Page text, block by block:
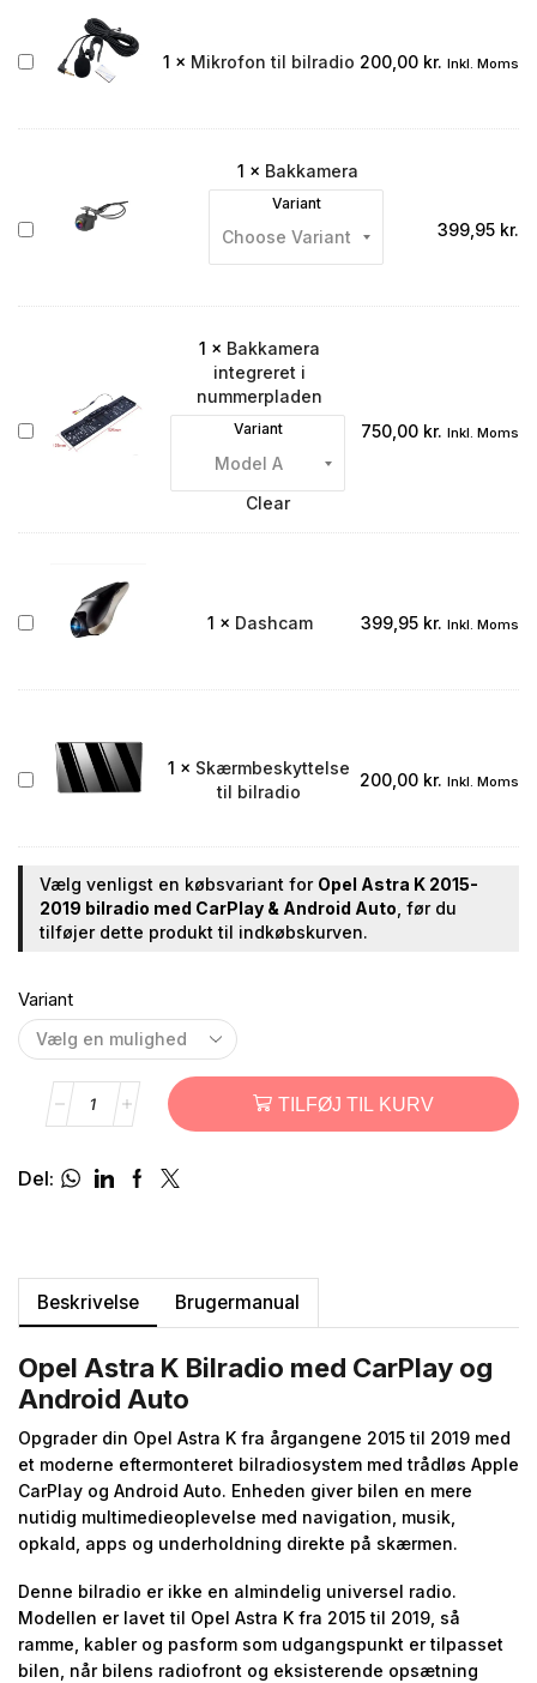
bilradio
med
CarPlay
Android
Mikrofon
1 × Mikrofon til bilradio 200,00 kr. Inkl. Moms
Bakkamera
1 × Bakkamera
Variant
399,95 kr.
Bakkamera
integreret
1 × Bakkamera
integreret i
nummerpladen
Variant
Clear
750,00 kr. Inkl. Moms
Dashcam 1 × Dashcam 399,95 kr. Inkl. Moms
Skærmbeskyttelse
1 × Skærmbeskyttelse
til bilradio
200,00 kr. Inkl. Moms
Vælg venligst en købsvariant for Opel Astra K 2015-
2019 bilradio med CarPlay & Android Auto , før du
tilføjer dette produkt til indkøbskurven.
Variant
TILFØJ TIL KURV
Del:
Beskrivelse Brugermanual
Opel Astra K Bilradio med CarPlay og
Android Auto
Opgrader din Opel Astra K fra årgangene 2015 til 2019 med
et moderne eftermonteret bilradiosystem med trådløs Apple
CarPlay og Android Auto. Enheden giver bilen en mere
nutidig multimedieoplevelse med navigation, musik,
opkald, apps og underholdning direkte på skærmen.
Denne bilradio er ikke en almindelig universel radio.
Modellen er lavet til Opel Astra K fra 2015 til 2019, så
ramme, kabler og pasform som udgangspunkt er tilpasset
bilen, når bilens radiofront og eksisterende opsætning